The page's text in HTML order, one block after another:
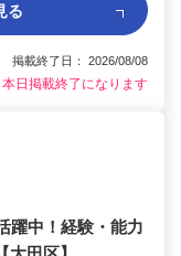
る
掲載終了日： 2026/08/08
本日掲載終了になります
躍中！経験・能力